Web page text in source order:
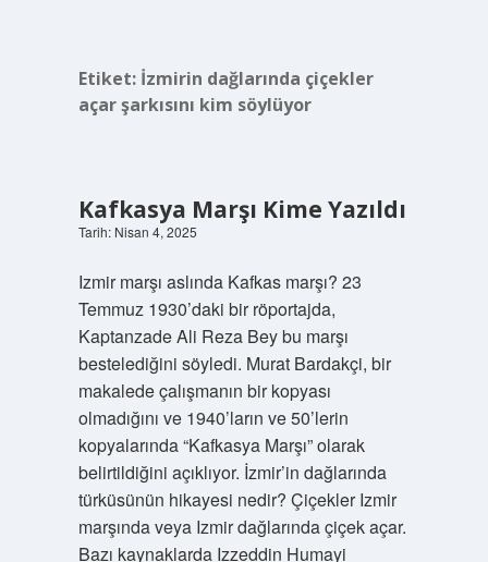
Etiket: İzmirin dağlarında çiçekler
açar şarkısını kim söylüyor
Kafkasya Marşı Kime Yazıldı
Tarih: Nisan 4, 2025
Izmir marşı aslında Kafkas marşı? 23
Temmuz 1930’daki bir röportajda,
Kaptanzade Ali Reza Bey bu marşı
bestelediğini söyledi. Murat Bardakçi, bir
makalede çalışmanın bir kopyası
olmadığını ve 1940’ların ve 50’lerin
kopyalarında “Kafkasya Marşı” olarak
belirtildiğini açıklıyor. İzmir’in dağlarında
türküsünün hikayesi nedir? Çiçekler Izmir
marşında veya Izmir dağlarında çiçek açar.
Bazı kaynaklarda Izzeddin Humayi